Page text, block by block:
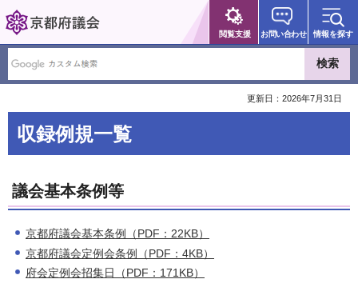
京都府議会
閲覧支援 お問い合わせ 情報を探す
更新日：2026年7月31日
収録例規一覧
議会基本条例等
京都府議会基本条例（PDF：22KB）
京都府議会定例会条例（PDF：4KB）
府会定例会招集日（PDF：171KB）